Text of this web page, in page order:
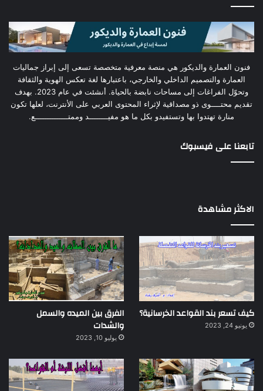
فنون العمارة والديكور هي منصة معرفية متخصصة تسعى إلى إبراز جماليات
العمارة والتصميم الداخلي والخارجي، باعتبارها لغة تعكس الهوية والثقافة
وتحوّل الفراغات إلى مساحات نابضة بالحياة. أنشئت في عام 2023. بهدف
تقديم محتــــوى ذو مصداقية لإثراء المحتوى العربي على الأنترنت، لعلها تكون
منارة تهتدوا بها وتستفيدو بكل ما هو مفيــــــــد وممتــــــــــــــع.
تابعنا على فيسبوك
الاكثر مشاهدة
كيف تسعر بند القواعد الخرسانية؟
يونيو 24, 2023
الفرق بين الميده والسمل
والشدات
يوليو 10, 2023